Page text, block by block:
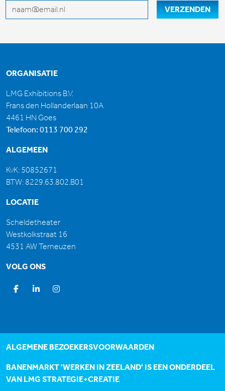
E-mailadres VERZENDEN
ORGANISATIE
LMG Exhibitions B.V.
Frans den Hollanderlaan 10A
4461 HN Goes
Telefoon: 0113 700 292
ALGEMEEN
KvK: 50852671
BTW: 8229.63.802.B01
LOCATIE
Scheldetheater
Westkolkstraat 16
4531 AW Terneuzen
VOLG ONS
ALGEMENE BEZOEKERSVOORWAARDEN
BANENMARKT 'WERKEN IN ZEELAND' IS EEN ONDERDEEL
VAN LMG STRATEGIE+CREATIE